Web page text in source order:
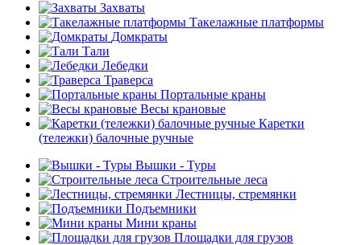
Захваты
Такелажные платформы
Домкраты
Тали
Лебедки
Траверса
Портальные краны
Весы крановые
Каретки
(тележки) балочные ручные
Вышки - Туры
Строительные леса
Лестницы, стремянки
Подъемники
Мини краны
Площадки для грузов